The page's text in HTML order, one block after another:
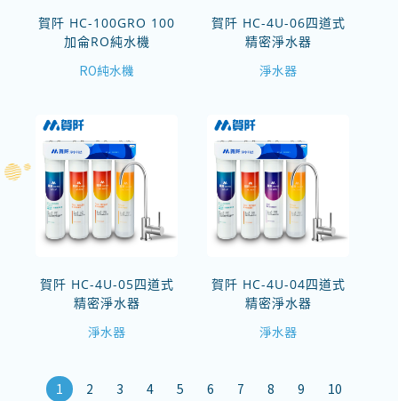
賀阡 HC-100GRO 100
加侖RO純水機
RO純水機
賀阡 HC-4U-06四道式
精密淨水器
淨水器
賀阡 HC-4U-05四道式
精密淨水器
淨水器
賀阡 HC-4U-04四道式
精密淨水器
淨水器
1 2 3 4 5 6 7 8 9
10